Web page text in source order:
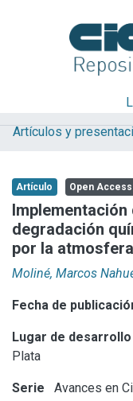
Explorar
Aportar material
Statistics
Artículo Open Access
Implementación
degradación
por la
Moliné, Marcos
Fecha de
Lugar de desarrollo
Plata
Serie Avances en